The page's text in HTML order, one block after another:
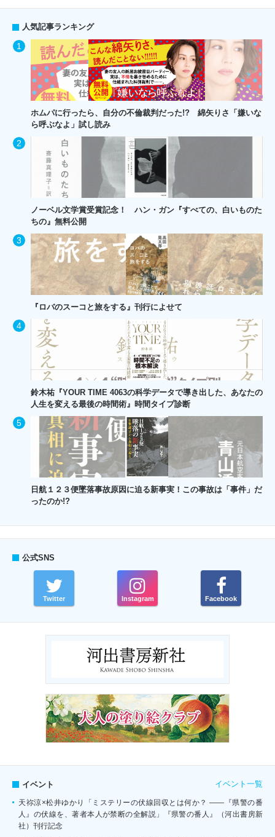
人気記事ランキング
ホムパに行ったら、自分の不倫裁判だった!? 綿矢りさ「嫌いな
ら呼ぶなよ」試し読み
ノーベル文学賞受賞記念！ ハン・ガン『すべての、白いものた
ちの』無料公開
『ロバのスーコと旅をする』刊行によせて
鈴木祐『YOUR TIME 4063の科学データで導き出した、あなたの
人生を変える最後の時間術』時間タイプ診断
日航１２３便墜落事故原因に迫る新事実！この事故は「事件」だ
ったのか!?
公式SNS
Twitter Instagram Facebook
イベント イベント一覧
天祢涼×松井ゆかり「ミステリーの伏線回収とは何か？ ――『県警の番
人』の伏線を、著者本人が禁断の全解説」『県警の番人』（河出書房新
社）刊行記念